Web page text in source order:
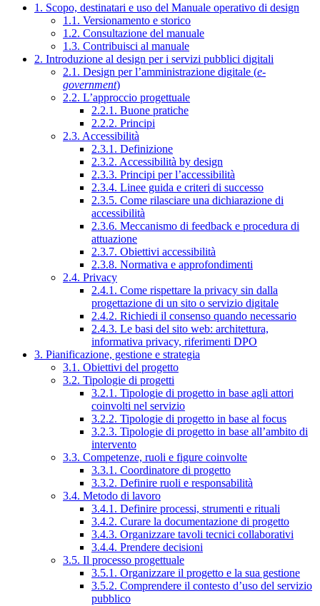
1. Scopo, destinatari e uso del Manuale operativo di design
1.1. Versionamento e storico
1.2. Consultazione del manuale
1.3. Contribuisci al manuale
2. Introduzione al design per i servizi pubblici digitali
2.1. Design per l’amministrazione digitale (e-
government)
2.2. L’approccio progettuale
2.2.1. Buone pratiche
2.2.2. Principi
2.3. Accessibilità
2.3.1. Definizione
2.3.2. Accessibilità by design
2.3.3. Principi per l’accessibilità
2.3.4. Linee guida e criteri di successo
2.3.5. Come rilasciare una dichiarazione di
accessibilità
2.3.6. Meccanismo di feedback e procedura di
attuazione
2.3.7. Obiettivi accessibilità
2.3.8. Normativa e approfondimenti
2.4. Privacy
2.4.1. Come rispettare la privacy sin dalla
progettazione di un sito o servizio digitale
2.4.2. Richiedi il consenso quando necessario
2.4.3. Le basi del sito web: architettura,
informativa privacy, riferimenti DPO
3. Pianificazione, gestione e strategia
3.1. Obiettivi del progetto
3.2. Tipologie di progetti
3.2.1. Tipologie di progetto in base agli attori
coinvolti nel servizio
3.2.2. Tipologie di progetto in base al focus
3.2.3. Tipologie di progetto in base all’ambito di
intervento
3.3. Competenze, ruoli e figure coinvolte
3.3.1. Coordinatore di progetto
3.3.2. Definire ruoli e responsabilità
3.4. Metodo di lavoro
3.4.1. Definire processi, strumenti e rituali
3.4.2. Curare la documentazione di progetto
3.4.3. Organizzare tavoli tecnici collaborativi
3.4.4. Prendere decisioni
3.5. Il processo progettuale
3.5.1. Organizzare il progetto e la sua gestione
3.5.2. Comprendere il contesto d’uso del servizio
pubblico